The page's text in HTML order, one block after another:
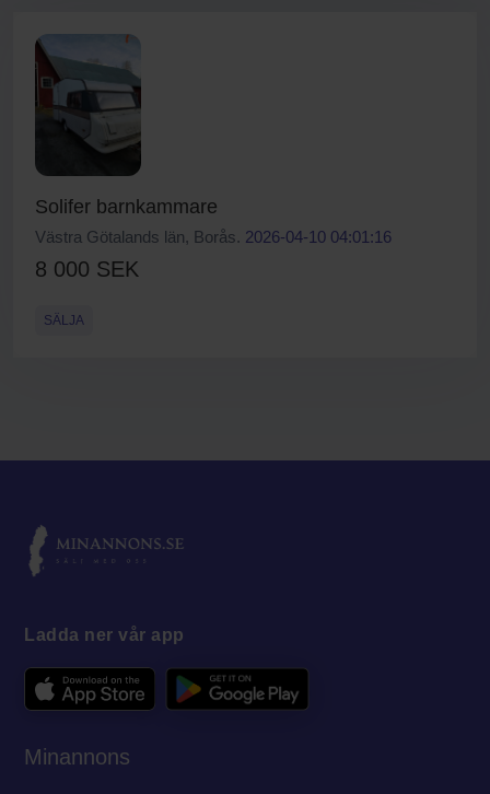
Solifer barnkammare
Västra Götalands län, Borås. 2026-04-10 04:01:16
8 000 SEK
SÄLJA
Ladda ner vår app
Minannons